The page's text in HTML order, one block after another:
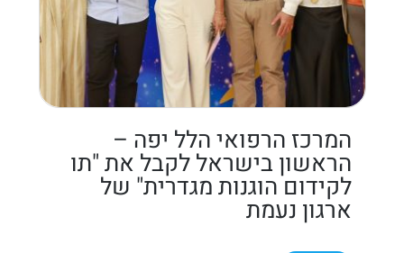
המרכז הרפואי הלל יפה –
הראשון בישראל לקבל את "תו
לקידום הוגנות מגדרית" של
ארגון נעמת